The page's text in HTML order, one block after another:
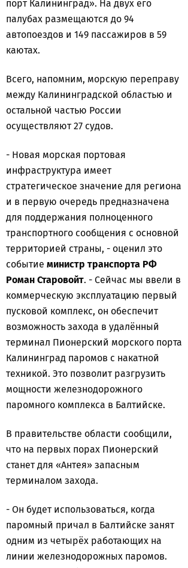
порт Калининград». На двух его
палубах размещаются до 94
автопоездов и 149 пассажиров в 59
каютах.
Всего, напомним, морскую переправу
между Калининградской областью и
остальной частью России
осуществляют 27 судов.
- Новая морская портовая
инфраструктура имеет
стратегическое значение для региона
и в первую очередь предназначена
для поддержания полноценного
транспортного сообщения с основной
территорией страны, - оценил это
событие министр транспорта РФ
Роман Старовойт. - Сейчас мы ввели в
коммерческую эксплуатацию первый
пусковой комплекс, он обеспечит
возможность захода в удалённый
терминал Пионерский морского порта
Калининград паромов с накатной
техникой. Это позволит разгрузить
мощности железнодорожного
паромного комплекса в Балтийске.
В правительстве области сообщили,
что на первых порах Пионерский
станет для «Антея» запасным
терминалом захода.
- Он будет использоваться, когда
паромный причал в Балтийске занят
одним из четырёх работающих на
линии железнодорожных паромов.